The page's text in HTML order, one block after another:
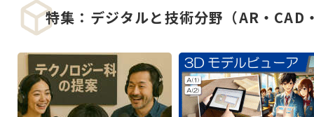
特集：デジタルと技術分野（AR・